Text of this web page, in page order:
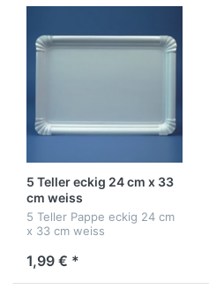
5 Teller eckig 24 cm x 33
cm weiss
5 Teller Pappe eckig 24 cm
x 33 cm weiss
1,99 € *